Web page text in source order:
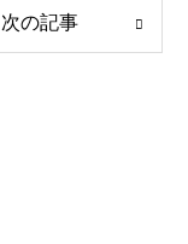
次の記事